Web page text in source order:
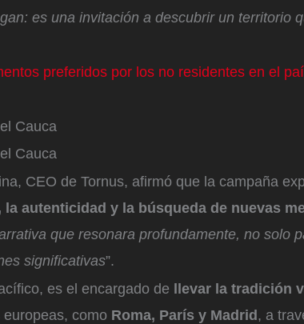
es una invitación a descubrir un territorio
preferidos por los no residentes en el
Cauca
Cauca
CEO de Tornus, afirmó que la campaña
la autenticidad y la búsqueda de nuevas
que resonara profundamente, no solo
significativas”.
es el encargado de llevar la tradición
como Roma, París y Madrid, a